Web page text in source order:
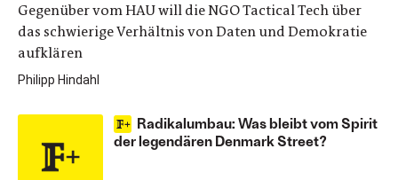
Gegenüber vom HAU will die NGO Tactical Tech über
das schwierige Verhältnis von Daten und Demokratie
aufklären
Philipp Hindahl
Radikalumbau: Was bleibt vom Spirit
der legendären Denmark Street?